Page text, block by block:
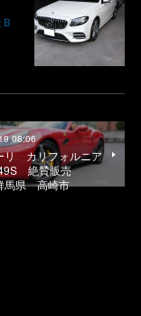
08:06
リ カリフォルニア
絶賛販売
県 高崎市